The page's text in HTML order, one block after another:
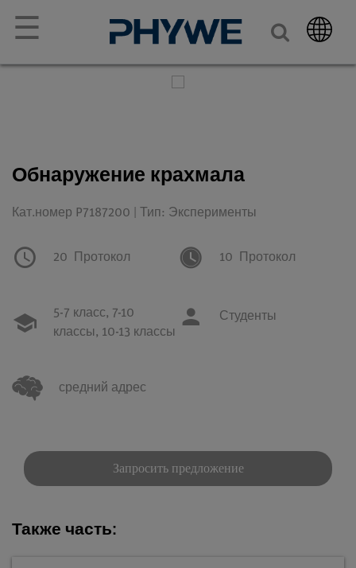
☰
Обнаружение крахмала
Кат.номер P7187200 | Тип: Эксперименты
20 Протокол 10 Протокол
5-7 класс, 7-10
классы, 10-13 классы
Студенты
средний адрес
Запросить предложение
Также часть: